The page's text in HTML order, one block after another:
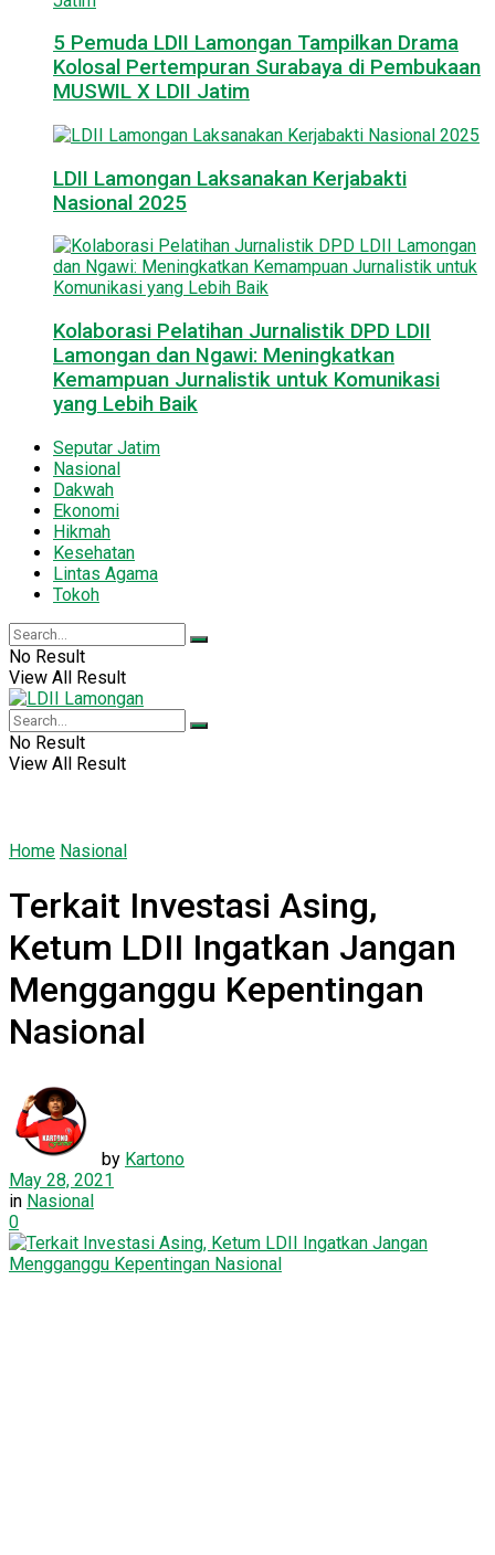
5 Pemuda LDII Lamongan Tampilkan Drama
Kolosal Pertempuran Surabaya di Pembukaan
MUSWIL X LDII Jatim
LDII Lamongan Laksanakan Kerjabakti
Nasional 2025
Kolaborasi Pelatihan Jurnalistik DPD LDII
Lamongan dan Ngawi: Meningkatkan
Kemampuan Jurnalistik untuk Komunikasi
yang Lebih Baik
Seputar Jatim
Nasional
Dakwah
Ekonomi
Hikmah
Kesehatan
Lintas Agama
Tokoh
No Result
View All Result
No Result
View All Result
Home Nasional
Terkait Investasi Asing,
Ketum LDII Ingatkan Jangan
Mengganggu Kepentingan
Nasional
by Kartono
May 28, 2021
in Nasional
0